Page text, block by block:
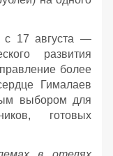
с 17 августа —
развития
более
Гималаев
выбором для
готовых